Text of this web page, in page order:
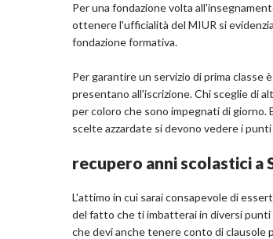
Per una fondazione volta
ottenere l'ufficialità del MIUR si
fondazione formativa.
Per garantire un servizio di prima classe
presentano all'iscrizione. Chi sceglie di
per coloro che sono impegnati di
scelte azzardate si devono vedere i
recupero anni scolastici a
L'attimo in cui sarai consapevole di
del fatto che ti imbatterai in diversi
che devi anche tenere conto di clausole